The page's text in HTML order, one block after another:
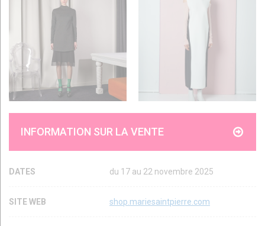
INFORMATION SUR LA VENTE
DATES du 17 au 22 novembre 2025
SITE WEB shop.mariesaintpierre.com